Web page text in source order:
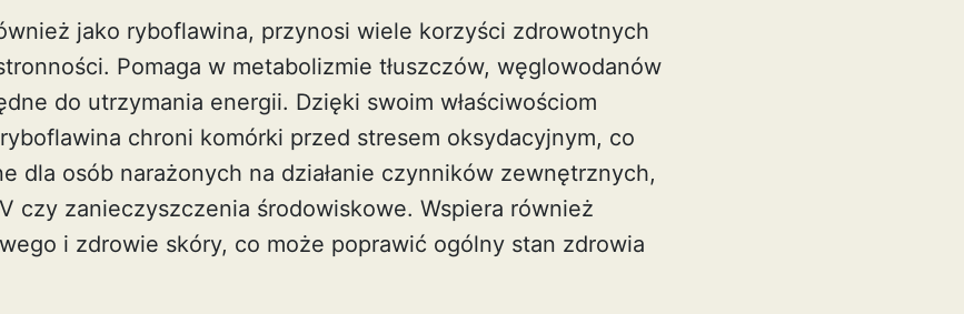
jako ryboflawina, przynosi wiele korzyści zdrowotnych
Pomaga w metabolizmie tłuszczów, węglowodanów
do utrzymania energii. Dzięki swoim właściwościom
chroni komórki przed stresem oksydacyjnym, co
dla osób narażonych na działanie czynników zewnętrznych,
czy zanieczyszczenia środowiskowe. Wspiera również
i zdrowie skóry, co może poprawić ogólny stan zdrowia